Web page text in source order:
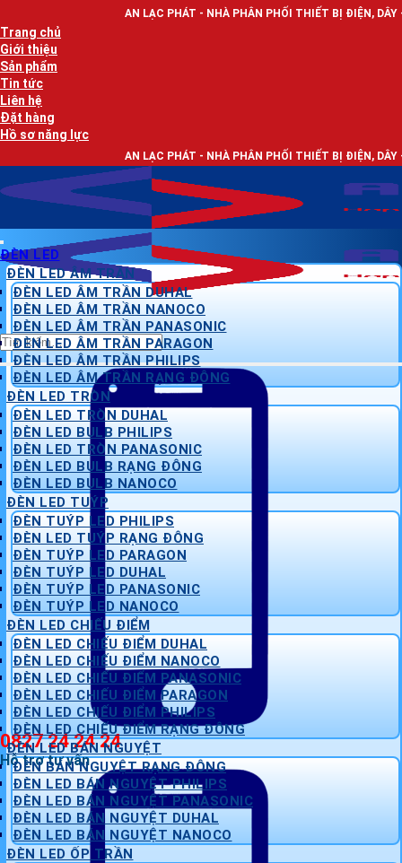
qua
nội
dung
AN LẠC PHÁT - NHÀ PHÂN PHỐI THIẾT BỊ ĐIỆN, DÂY ĐIỆN VÀ ĐÈN
Trang chủ
Giới thiệu
Sản phẩm
Tin tức
Liên hệ
Đặt hàng
Hồ sơ năng lực
AN LẠC PHÁT - NHÀ PHÂN PHỐI THIẾT BỊ ĐIỆN, DÂY ĐIỆN VÀ ĐÈN
Tìm
kiếm:
0827 24 24 24
Hỗ trợ tư vấn
ĐÈN LED
ĐÈN LED ÂM TRẦN
ĐÈN LED ÂM TRẦN DUHAL
ĐÈN LED ÂM TRẦN NANOCO
ĐÈN LED ÂM TRẦN PANASONIC
ĐÈN LED ÂM TRẦN PARAGON
ĐÈN LED ÂM TRẦN PHILIPS
ĐÈN LED ÂM TRẦN RẠNG ĐÔNG
ĐÈN LED TRÒN
ĐÈN LED TRÒN DUHAL
ĐÈN LED BULB PHILIPS
ĐÈN LED TRÒN PANASONIC
ĐÈN LED BULB RẠNG ĐÔNG
ĐÈN LED BULB NANOCO
ĐÈN LED TUÝP
ĐÈN TUÝP LED PHILIPS
ĐÈN LED TUÝP RẠNG ĐÔNG
ĐÈN TUÝP LED PARAGON
ĐÈN TUÝP LED DUHAL
ĐÈN TUÝP LED PANASONIC
ĐÈN TUÝP LED NANOCO
ĐÈN LED CHIẾU ĐIỂM
ĐÈN LED CHIẾU ĐIỂM DUHAL
ĐÈN LED CHIẾU ĐIỂM NANOCO
ĐÈN LED CHIẾU ĐIỂM PANASONIC
ĐÈN LED CHIẾU ĐIỂM PARAGON
ĐÈN LED CHIẾU ĐIỂM PHILIPS
ĐÈN LED CHIẾU ĐIỂM RẠNG ĐÔNG
ĐÈN LED BÁN NGUYỆT
ĐÈN BÁN NGUYỆT RẠNG ĐÔNG
ĐÈN LED BÁN NGUYỆT PHILIPS
ĐÈN LED BÁN NGUYỆT PANASONIC
ĐÈN LED BÁN NGUYỆT DUHAL
ĐÈN LED BÁN NGUYỆT NANOCO
ĐÈN LED ỐP TRẦN